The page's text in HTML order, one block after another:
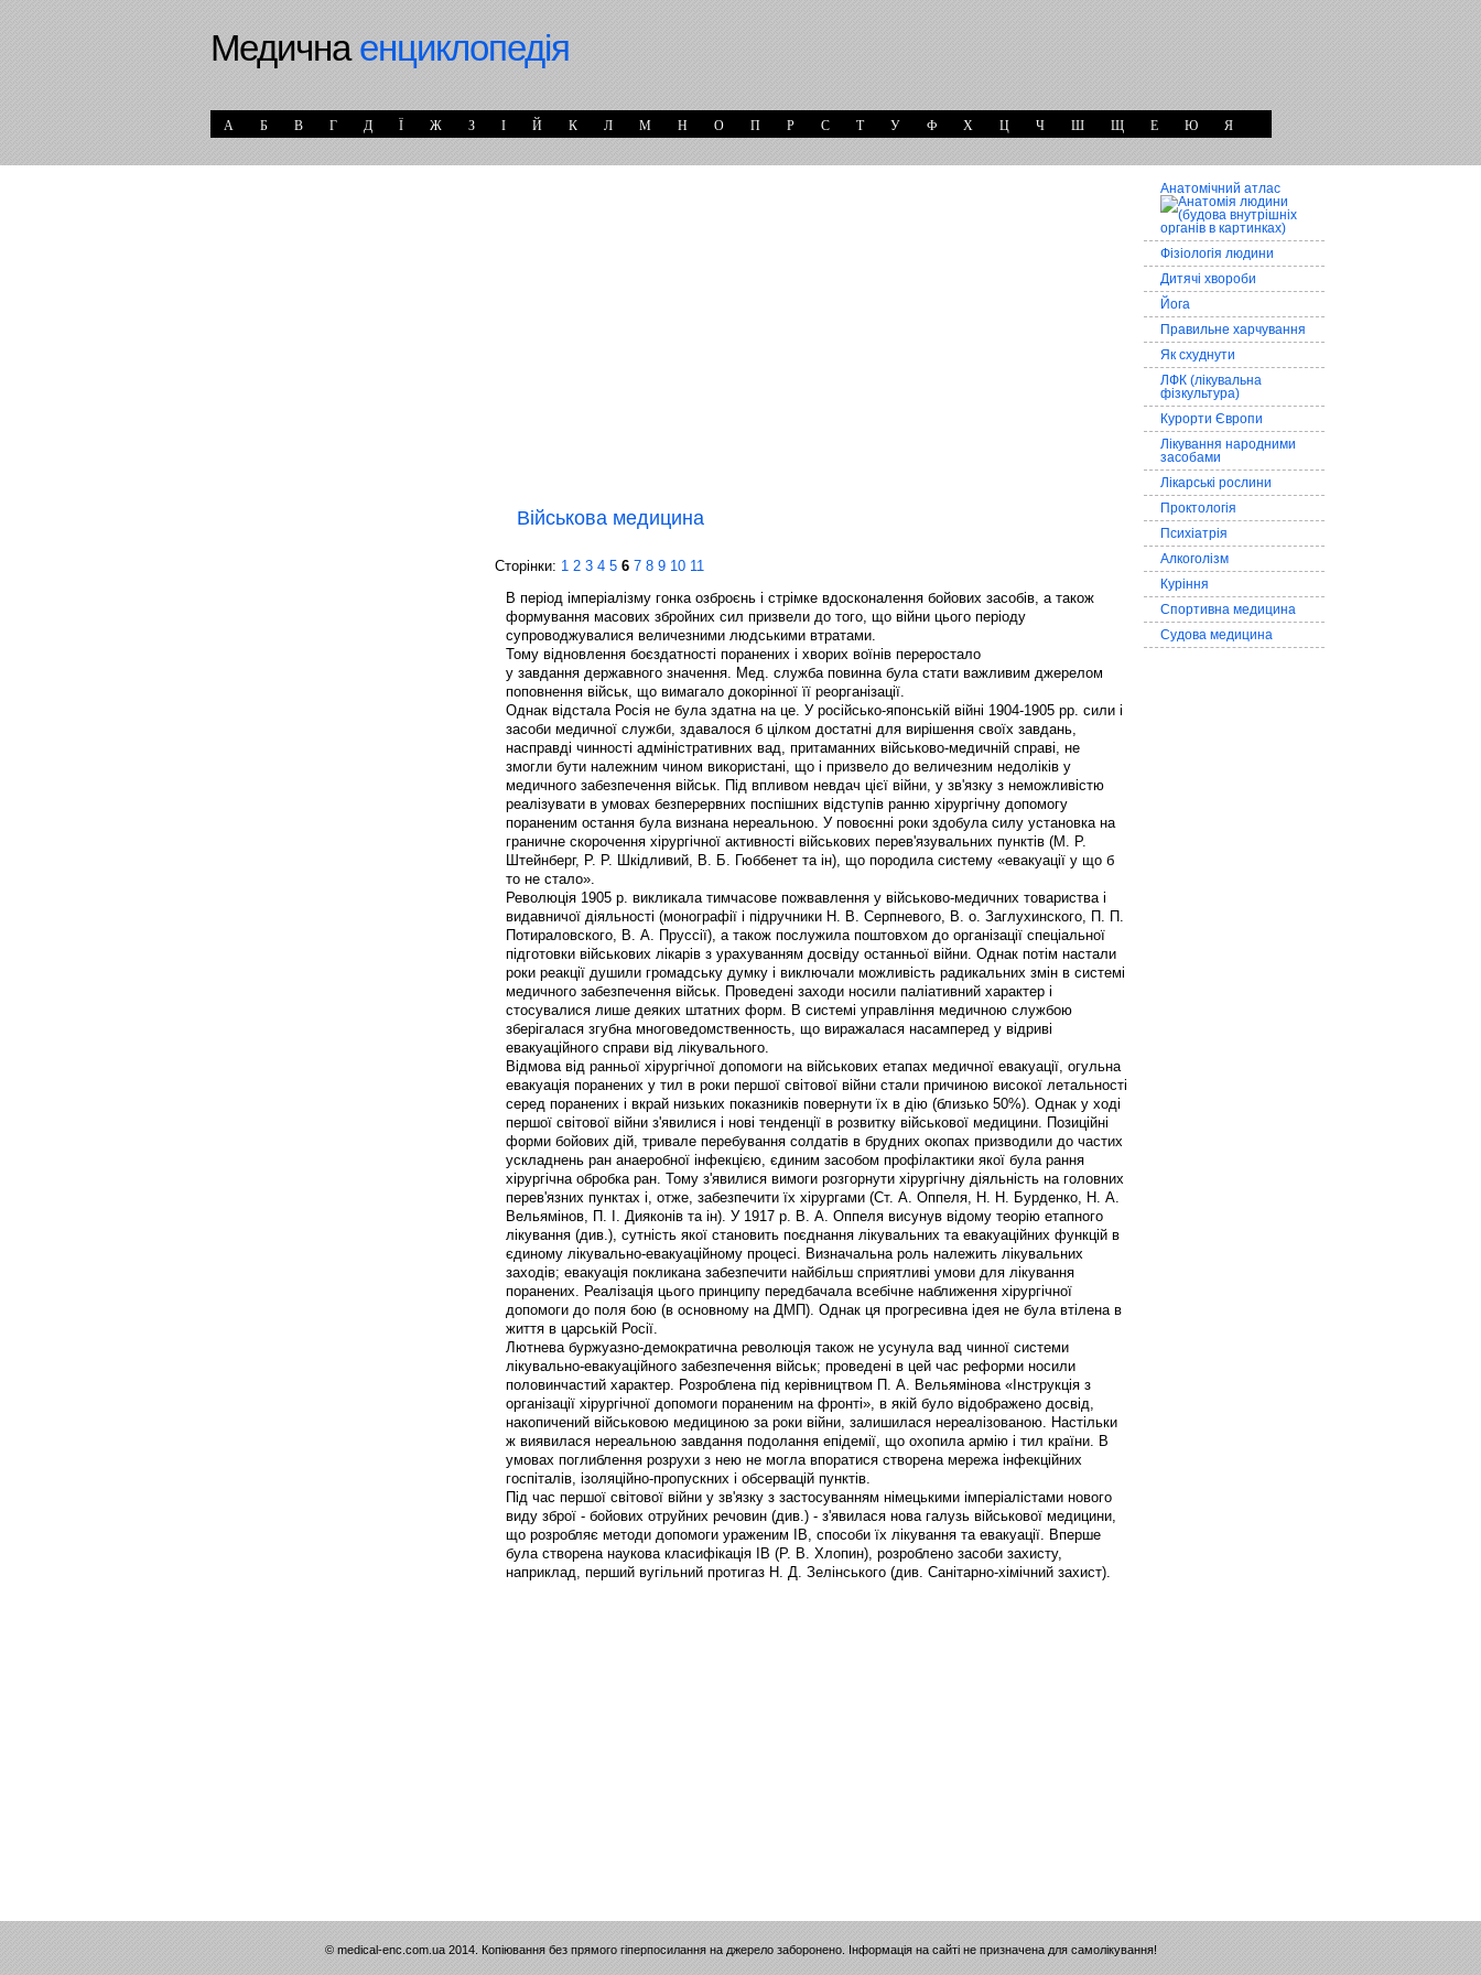
Медичнаенциклопедія
А Б В Г Д Ї Ж З І Й К Л М Н О П Р С Т У Ф Х Ц Ч Ш Щ Е Ю Я
Військова медицина
Сторінки: 1 2 3 4 5 6 7 8 9 10 11
В період імперіалізму гонка озброєнь і стрімке вдосконалення бойових засобів, а також
формування масових збройних сил призвели до того, що війни цього періоду
супроводжувалися величезними людськими втратами.
Тому відновлення боєздатності поранених і хворих воїнів переростало
у завдання державного значення. Мед. служба повинна була стати важливим джерелом
поповнення військ, що вимагало докорінної її реорганізації.
Однак відстала Росія не була здатна на це. У російсько-японській війні 1904-1905 рр. сили і
засоби медичної служби, здавалося б цілком достатні для вирішення своїх завдань,
насправді чинності адміністративних вад, притаманних військово-медичній справі, не
змогли бути належним чином використані, що і призвело до величезним недоліків у
медичного забезпечення військ. Під впливом невдач цієї війни, у зв'язку з неможливістю
реалізувати в умовах безперервних поспішних відступів ранню хірургічну допомогу
пораненим остання була визнана нереальною. У повоєнні роки здобула силу установка на
граничне скорочення хірургічної активності військових перев'язувальних пунктів (М. Р.
Штейнберг, Р. Р. Шкідливий, В. Б. Гюббенет та ін), що породила систему «евакуації у що б
то не стало».
Революція 1905 р. викликала тимчасове пожвавлення у військово-медичних товариства і
видавничої діяльності (монографії і підручники Н. В. Серпневого, В. о. Заглухинского, П. П.
Потираловского, В. А. Пруссії), а також послужила поштовхом до організації спеціальної
підготовки військових лікарів з урахуванням досвіду останньої війни. Однак потім настали
роки реакції душили громадську думку і виключали можливість радикальних змін в системі
медичного забезпечення військ. Проведені заходи носили паліативний характер і
стосувалися лише деяких штатних форм. В системі управління медичною службою
зберігалася згубна многоведомственность, що виражалася насамперед у відриві
евакуаційного справи від лікувального.
Відмова від ранньої хірургічної допомоги на військових етапах медичної евакуації, огульна
евакуація поранених у тил в роки першої світової війни стали причиною високої летальності
серед поранених і вкрай низьких показників повернути їх в дію (близько 50%). Однак у ході
першої світової війни з'явилися і нові тенденції в розвитку військової медицини. Позиційні
форми бойових дій, тривале перебування солдатів в брудних окопах призводили до частих
ускладнень ран анаеробної інфекцією, єдиним засобом профілактики якої була рання
хірургічна обробка ран. Тому з'явилися вимоги розгорнути хірургічну діяльність на головних
перев'язних пунктах і, отже, забезпечити їх хірургами (Ст. А. Оппеля, Н. Н. Бурденко, Н. А.
Вельямінов, П. І. Дияконів та ін). У 1917 р. В. А. Оппеля висунув відому теорію етапного
лікування (див.), сутність якої становить поєднання лікувальних та евакуаційних функцій в
єдиному лікувально-евакуаційному процесі. Визначальна роль належить лікувальних
заходів; евакуація покликана забезпечити найбільш сприятливі умови для лікування
поранених. Реалізація цього принципу передбачала всебічне наближення хірургічної
допомоги до поля бою (в основному на ДМП). Однак ця прогресивна ідея не була втілена в
життя в царській Росії.
Лютнева буржуазно-демократична революція також не усунула вад чинної системи
лікувально-евакуаційного забезпечення військ; проведені в цей час реформи носили
половинчастий характер. Розроблена під керівництвом П. А. Вельямінова «Інструкція з
організації хірургічної допомоги пораненим на фронті», в якій було відображено досвід,
накопичений військовою медициною за роки війни, залишилася нереалізованою. Настільки
ж виявилася нереальною завдання подолання епідемії, що охопила армію і тил країни. В
умовах поглиблення розрухи з нею не могла впоратися створена мережа інфекційних
госпіталів, ізоляційно-пропускних і обсервацій пунктів.
Під час першої світової війни у зв'язку з застосуванням німецькими імперіалістами нового
виду зброї - бойових отруйних речовин (див.) - з'явилася нова галузь військової медицини,
що розробляє методи допомоги ураженим ІВ, способи їх лікування та евакуації. Вперше
була створена наукова класифікація ІВ (Р. В. Хлопин), розроблено засоби захисту,
наприклад, перший вугільний протигаз Н. Д. Зелінського (див. Санітарно-хімічний захист).
Анатомічний атлас
Фізіологія людини
Дитячі хвороби
Йога
Правильне харчування
Як схуднути
ЛФК (лікувальна
фізкультура)
Курорти Європи
Лікування народними
засобами
Лікарські рослини
Проктологія
Психіатрія
Алкоголізм
Куріння
Спортивна медицина
Судова медицина
© medical-enc.com.ua 2014. Копіювання без прямого гіперпосилання на джерело заборонено. Інформація на сайті не призначена для самолікування!